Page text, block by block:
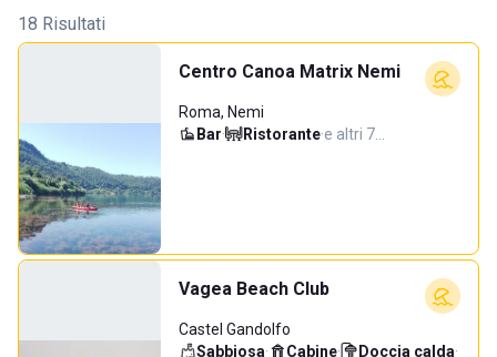
18 Risultati
Centro Canoa Matrix Nemi
Roma, Nemi
Bar· Ristorante·e altri 7…
Vagea Beach Club
Castel Gandolfo
Sabbiosa· Cabine· Doccia calda·